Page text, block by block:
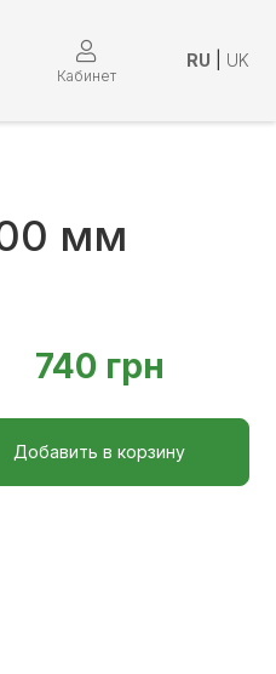
Кабинет
RU UK
мм
740 грн
Добавить в корзину